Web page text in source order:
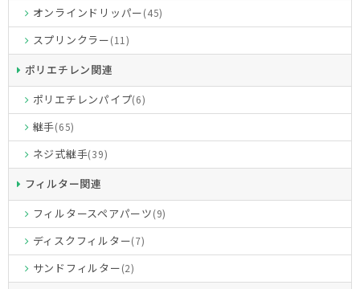
オンラインドリッパー(45)
スプリンクラー(11)
ポリエチレン関連
ポリエチレンパイプ(6)
継手(65)
ネジ式継手(39)
フィルター関連
フィルタースペアパーツ(9)
ディスクフィルター(7)
サンドフィルター(2)